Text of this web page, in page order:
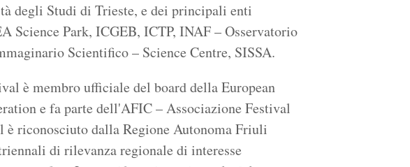
degli Studi di Trieste, e dei principali enti
Science Park, ICGEB, ICTP, INAF – Osservatorio
Scientifico – Science Centre, SISSA.
è membro ufficiale del board della European
e fa parte dell'AFIC – Associazione Festival
riconosciuto dalla Regione Autonoma Friuli
di rilevanza regionale di interesse